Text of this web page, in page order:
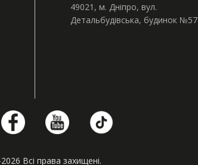
49021, м. Дніпро, вул.
Детальбудівська, будинок №57
Всі права захищені.